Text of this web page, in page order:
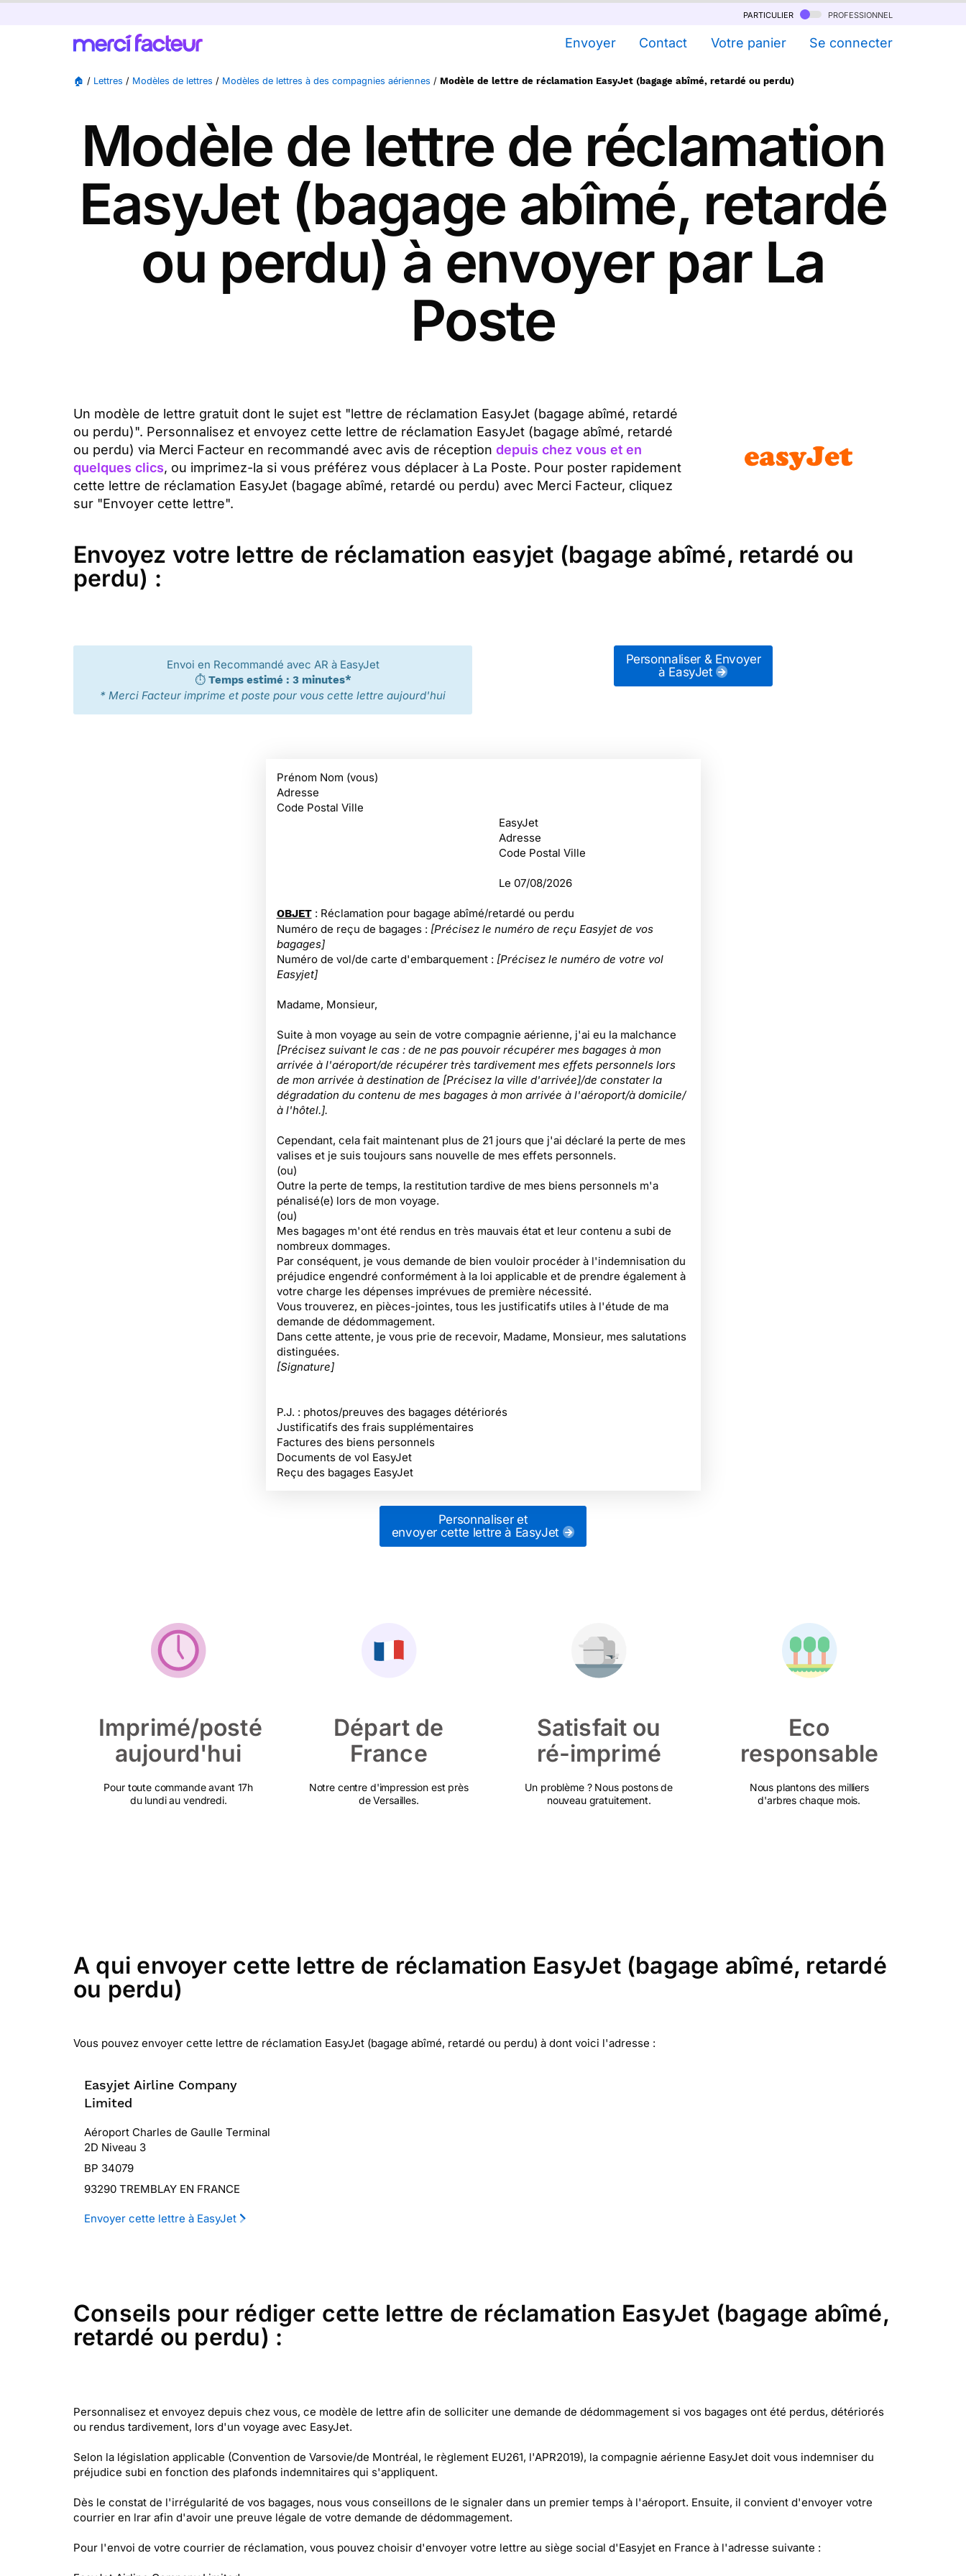
particulier professionnel
Envoyer Contact Votre panier Se connecter
🏠 / Lettres / Modèles de lettres / Modèles de lettres à des compagnies aériennes / Modèle de lettre de réclamation EasyJet (bagage abîmé, retardé ou perdu)
Modèle de lettre de réclamation
EasyJet (bagage abîmé, retardé
ou perdu) à envoyer par La
Poste
Un modèle de lettre gratuit dont le sujet est "lettre de réclamation EasyJet (bagage abîmé, retardé
ou perdu)". Personnalisez et envoyez cette lettre de réclamation EasyJet (bagage abîmé, retardé
ou perdu) via Merci Facteur en recommandé avec avis de réception depuis chez vous et en
quelques clics, ou imprimez-la si vous préférez vous déplacer à La Poste. Pour poster rapidement
cette lettre de réclamation EasyJet (bagage abîmé, retardé ou perdu) avec Merci Facteur, cliquez
sur "Envoyer cette lettre".
Envoyez votre lettre de réclamation easyjet (bagage abîmé, retardé ou
perdu) :
Envoi en Recommandé avec AR à EasyJet
⏱️ Temps estimé : 3 minutes*
* Merci Facteur imprime et poste pour vous cette lettre aujourd'hui
Personnaliser & Envoyer
à EasyJet
Prénom Nom (vous)
Adresse
Code Postal Ville
EasyJet
Adresse
Code Postal Ville
Le 07/08/2026
OBJET : Réclamation pour bagage abîmé/retardé ou perdu
Numéro de reçu de bagages : [Précisez le numéro de reçu Easyjet de vos
bagages]
Numéro de vol/de carte d'embarquement : [Précisez le numéro de votre vol
Easyjet]
Madame, Monsieur,
Suite à mon voyage au sein de votre compagnie aérienne, j'ai eu la malchance
[Précisez suivant le cas : de ne pas pouvoir récupérer mes bagages à mon
arrivée à l'aéroport/de récupérer très tardivement mes effets personnels lors
de mon arrivée à destination de [Précisez la ville d'arrivée]/de constater la
dégradation du contenu de mes bagages à mon arrivée à l'aéroport/à domicile/
à l'hôtel.].
Cependant, cela fait maintenant plus de 21 jours que j'ai déclaré la perte de mes
valises et je suis toujours sans nouvelle de mes effets personnels.
(ou)
Outre la perte de temps, la restitution tardive de mes biens personnels m'a
pénalisé(e) lors de mon voyage.
(ou)
Mes bagages m'ont été rendus en très mauvais état et leur contenu a subi de
nombreux dommages.
Par conséquent, je vous demande de bien vouloir procéder à l'indemnisation du
préjudice engendré conformément à la loi applicable et de prendre également à
votre charge les dépenses imprévues de première nécessité.
Vous trouverez, en pièces-jointes, tous les justificatifs utiles à l'étude de ma
demande de dédommagement.
Dans cette attente, je vous prie de recevoir, Madame, Monsieur, mes salutations
distinguées.
[Signature]
P.J. : photos/preuves des bagages détériorés
Justificatifs des frais supplémentaires
Factures des biens personnels
Documents de vol EasyJet
Reçu des bagages EasyJet
Personnaliser et
envoyer cette lettre à EasyJet
Imprimé/posté
aujourd'hui
Pour toute commande avant 17h
du lundi au vendredi.
Départ de
France
Notre centre d'impression est près
de Versailles.
Satisfait ou
ré-imprimé
Un problème ? Nous postons de
nouveau gratuitement.
Eco
responsable
Nous plantons des milliers
d'arbres chaque mois.
A qui envoyer cette lettre de réclamation EasyJet (bagage abîmé, retardé
ou perdu)
Vous pouvez envoyer cette lettre de réclamation EasyJet (bagage abîmé, retardé ou perdu) à dont voici l'adresse :
Easyjet Airline Company
Limited
Aéroport Charles de Gaulle Terminal
2D Niveau 3
BP 34079
93290 TREMBLAY EN FRANCE
Envoyer cette lettre à EasyJet
Conseils pour rédiger cette lettre de réclamation EasyJet (bagage abîmé,
retardé ou perdu) :
Personnalisez et envoyez depuis chez vous, ce modèle de lettre afin de solliciter une demande de dédommagement si vos bagages ont été perdus, détériorés
ou rendus tardivement, lors d'un voyage avec EasyJet.
Selon la législation applicable (Convention de Varsovie/de Montréal, le règlement EU261, l'APR2019), la compagnie aérienne EasyJet doit vous indemniser du
préjudice subi en fonction des plafonds indemnitaires qui s'appliquent.
Dès le constat de l'irrégularité de vos bagages, nous vous conseillons de le signaler dans un premier temps à l'aéroport. Ensuite, il convient d'envoyer votre
courrier en lrar afin d'avoir une preuve légale de votre demande de dédommagement.
Pour l'envoi de votre courrier de réclamation, vous pouvez choisir d'envoyer votre lettre au siège social d'Easyjet en France à l'adresse suivante :